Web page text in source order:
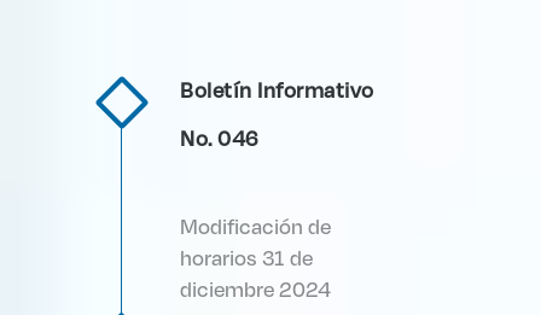
Boletín Informativo
No. 046
Modificación de
horarios 31 de
diciembre 2024